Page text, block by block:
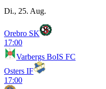
Di., 25. Aug.
Orebro SK
17:00
Varbergs BoIS FC
Osters IF
17:00